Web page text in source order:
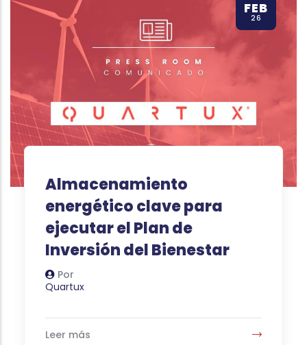
FEB
26
Almacenamiento
energético clave para
ejecutar el Plan de
Inversión del Bienestar
Por
Autor
Quartux
Leer más